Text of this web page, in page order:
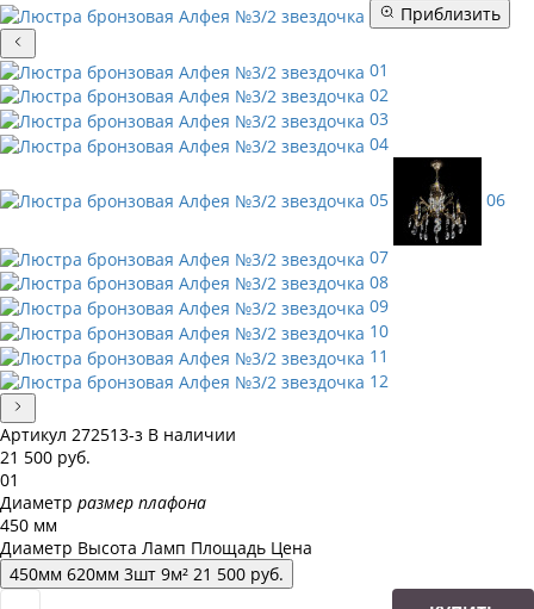
Приблизить
01
02
03
04
05 06
07
08
09
10
11
12
Артикул 272513-з В наличии
21 500 руб.
01
Диаметр размер плафона
450 мм
Диаметр Высота Ламп Площадь Цена
450мм 620мм 3шт 9м² 21 500 руб.